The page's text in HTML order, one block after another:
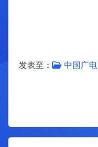
发表至： 中国广电